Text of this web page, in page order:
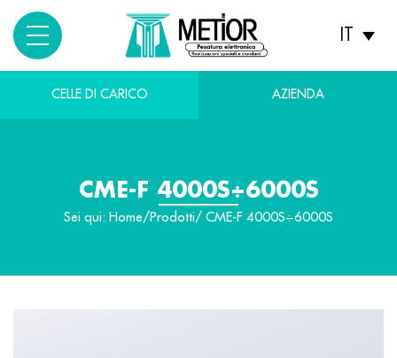
CELLE DI CARICO AZIENDA
CME-F 4000S÷6000S
Sei qui: Home/ Prodotti/ CME-F 4000S÷6000S